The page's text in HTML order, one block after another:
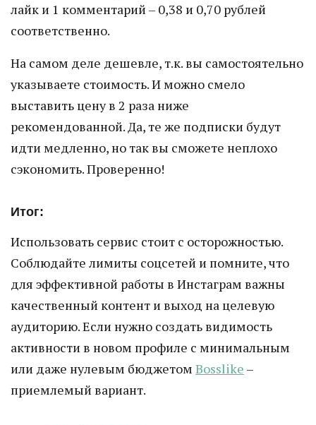
лайк и 1 комментарий – 0,38 и 0,70 рублей
соответственно.
На самом деле дешевле, т.к. вы самостоятельно
указываете стоимость. И можно смело
выставить цену в 2 раза ниже
рекомендованной. Да, те же подписки будут
идти медленно, но так вы сможете неплохо
сэкономить. Проверенно!
Итог:
Использовать сервис стоит с осторожностью.
Соблюдайте лимиты соцсетей и помните, что
для эффективной работы в Инстаграм важны
качественный контент и выход на целевую
аудиторию. Если нужно создать видимость
активности в новом профиле с минимальным
или даже нулевым бюджетом Bosslike –
приемлемый вариант.